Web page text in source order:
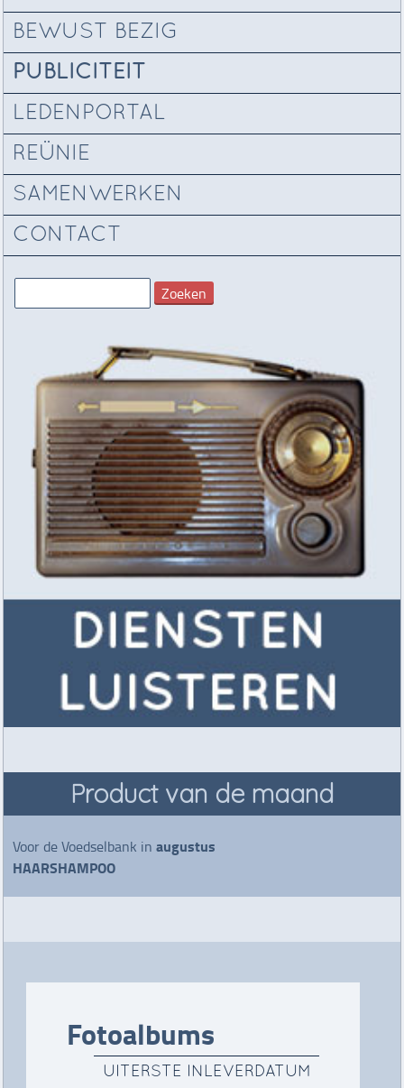
Fotoalbums
UITERSTE INLEVERDATUM
BEWUST BEZIG
PUBLICITEIT
LEDENPORTAL
REÜNIE
SAMENWERKEN
CONTACT
Product van de maand
Voor de Voedselbank in augustus
HAARSHAMPOO